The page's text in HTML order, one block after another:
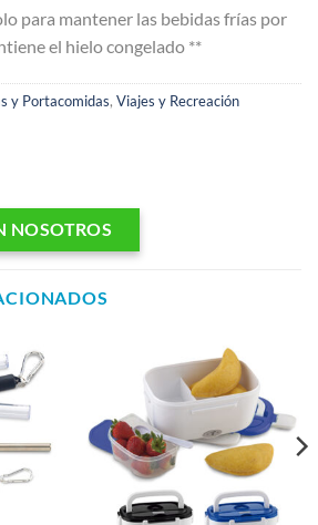
para mantener las bebidas frías por
el hielo congelado **
y Portacomidas, Viajes y Recreación
NOSOTROS